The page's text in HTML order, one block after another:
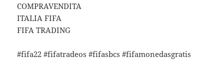
COMPRAVENDITA
ITALIA FIFA
FIFA TRADING
#fifa22 #fifatradeos #fifasbcs #fifamonedasgratis